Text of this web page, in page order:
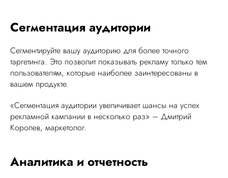
Сегментация аудитории
Сегментируйте вашу аудиторию для более точного
таргетинга. Это позволит показывать рекламу только тем
пользователям, которые наиболее заинтересованы в
вашем продукте.
«Сегментация аудитории увеличивает шансы на успех
рекламной кампании в несколько раз» – Дмитрий
Королев, маркетолог.
Аналитика и отчетность